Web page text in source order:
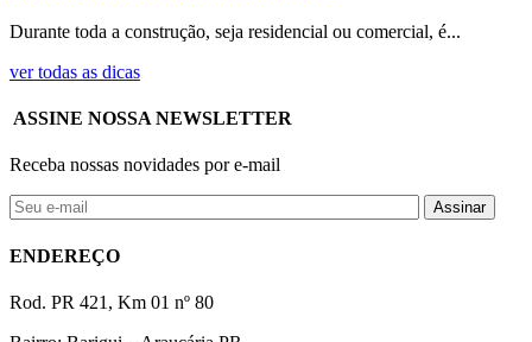
Durante toda a construção, seja residencial ou comercial, é...
ver todas as dicas
ASSINE NOSSA NEWSLETTER
Receba nossas novidades por e-mail
ENDEREÇO
Rod. PR 421, Km 01 nº 80